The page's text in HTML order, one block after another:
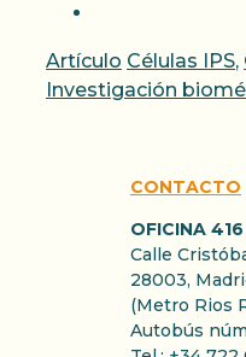
Categorías
Artículo Etiquetas
Células IPS,
Investigación
CONTACTO
OFICINA 416
Calle
28003,
(Metro Rios
Autobús